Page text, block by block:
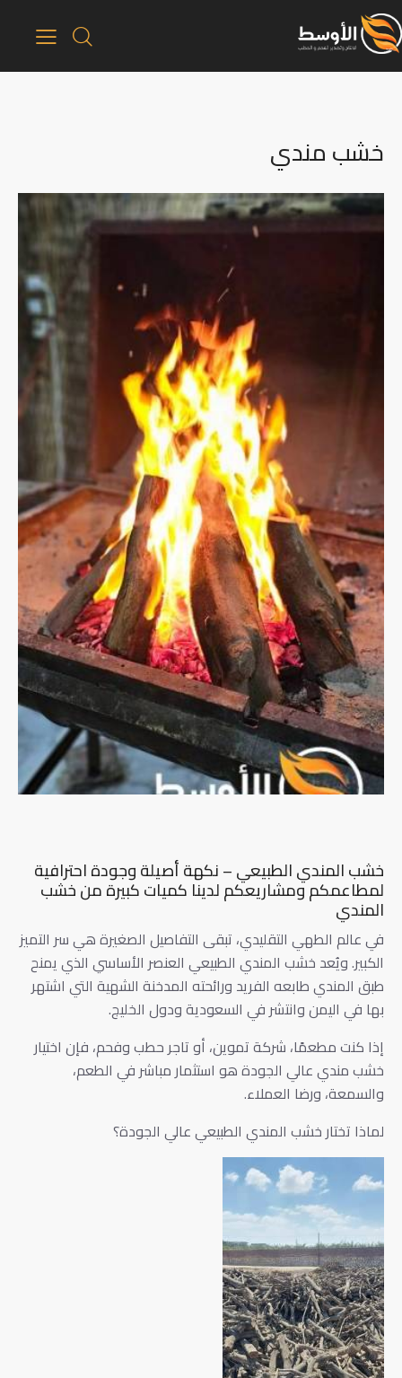
خشب مندي
خشب المندي الطبيعي – نكهة أصيلة وجودة احترافية
لمطاعمكم ومشاريعكم لدينا كميات كبيرة من خشب
المندي
في عالم الطهي التقليدي، تبقى التفاصيل الصغيرة هي سر التميز
الكبير. ويُعد خشب المندي الطبيعي العنصر الأساسي الذي يمنح
طبق المندي طابعه الفريد ورائحته المدخنة الشهية التي اشتهر
بها في اليمن وانتشر في السعودية ودول الخليج.
إذا كنت مطعمًا، شركة تموين، أو تاجر حطب وفحم، فإن اختيار
خشب مندي عالي الجودة هو استثمار مباشر في الطعم،
والسمعة، ورضا العملاء.
لماذا تختار خشب المندي الطبيعي عالي الجودة؟